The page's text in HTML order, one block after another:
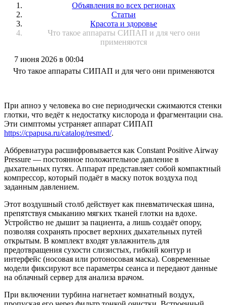
Объявления во всех регионах
Статьи
Красота и здоровье
Что такое аппараты СИПАП и для чего они
применяются
7 июня 2026 в 00:04
Что такое аппараты СИПАП и для чего они применяются
При апноэ у человека во сне периодически сжимаются стенки
глотки, что ведёт к недостатку кислорода и фрагментации сна.
Эти симптомы устраняет аппарат СИПАП
https://cpapusa.ru/catalog/resmed/.
Аббревиатура расшифровывается как Constant Positive Airway
Pressure — постоянное положительное давление в
дыхательных путях. Аппарат представляет собой компактный
компрессор, который подаёт в маску поток воздуха под
заданным давлением.
Этот воздушный столб действует как пневматическая шина,
препятствуя смыканию мягких тканей глотки на вдохе.
Устройство не дышит за пациента, а лишь создаёт опору,
позволяя сохранять просвет верхних дыхательных путей
открытым. В комплект входят увлажнитель для
предотвращения сухости слизистых, гибкий контур и
интерфейс (носовая или ротоносовая маска). Современные
модели фиксируют все параметры сеанса и передают данные
на облачный сервер для анализа врачом.
При включении турбина нагнетает комнатный воздух,